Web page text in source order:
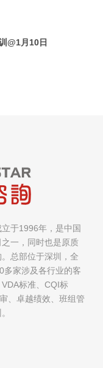
@1月10日
于1996年，是中国
一，同时也是原质
总部位于深圳，全
多家涉及各行业的客
标准、CQI标
、卓越绩效、班组管